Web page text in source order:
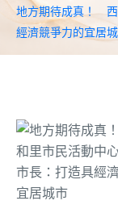
地方期待成真！
經濟競爭力的宜居